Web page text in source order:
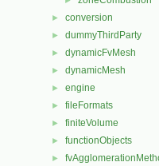
► conversion
► dummyThirdParty
► dynamicFvMesh
► dynamicMesh
► engine
► fileFormats
► finiteVolume
► functionObjects
►